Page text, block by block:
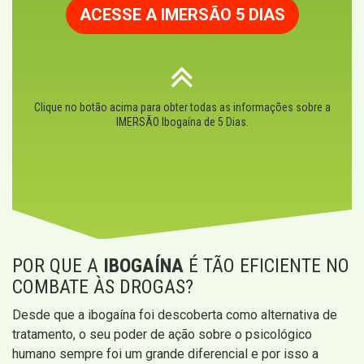
ACESSE A IMERSÃO 5 DIAS
Clique no botão acima para obter todas as informações sobre a
IMERSÃO Ibogaína de 5 Dias.
POR QUE A IBOGAÍNA É TÃO EFICIENTE NO
COMBATE ÀS DROGAS?
Desde que a ibogaína foi descoberta como alternativa de
tratamento, o seu poder de ação sobre o psicológico
humano sempre foi um grande diferencial e por isso a